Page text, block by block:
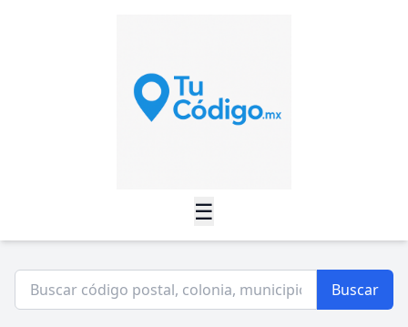
☰
Buscar